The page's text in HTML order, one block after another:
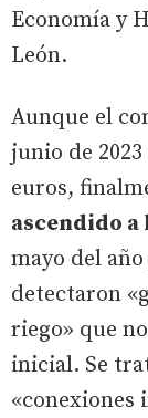
Economía y
León.
Aunque el
junio de
euros,
ascendido a
mayo del
detectaron
riego» que
inicial. Se
«conexiones